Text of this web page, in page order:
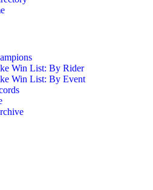
Win List: By Rider
Win List: By Event